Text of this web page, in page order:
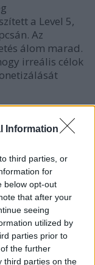
Information
third parties, or
for
below opt-out
that after your
seeing
utilized by
parties prior to
the further
third parties on the
a Level 5,
Az
álom marad.
irreális célok